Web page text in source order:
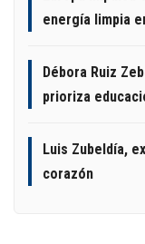
energía limpia
Débora Ruiz
prioriza
Luis Zubeldía,
corazón